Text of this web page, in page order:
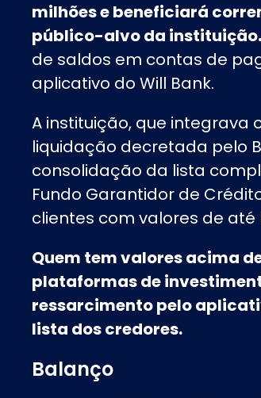
milhões e beneficiará
público-alvo da instituição.
de saldos em contas de
aplicativo do Will Bank.
A instituição, que integrava
liquidação decretada pelo
consolidação da lista
Fundo Garantidor de
clientes com valores de até
Quem tem valores acima
plataformas de
ressarcimento pelo
lista dos credores.
Balanço